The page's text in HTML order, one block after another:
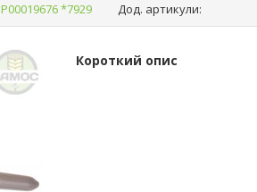
Р00019676 *7929 Дод. артикули:
Короткий опис